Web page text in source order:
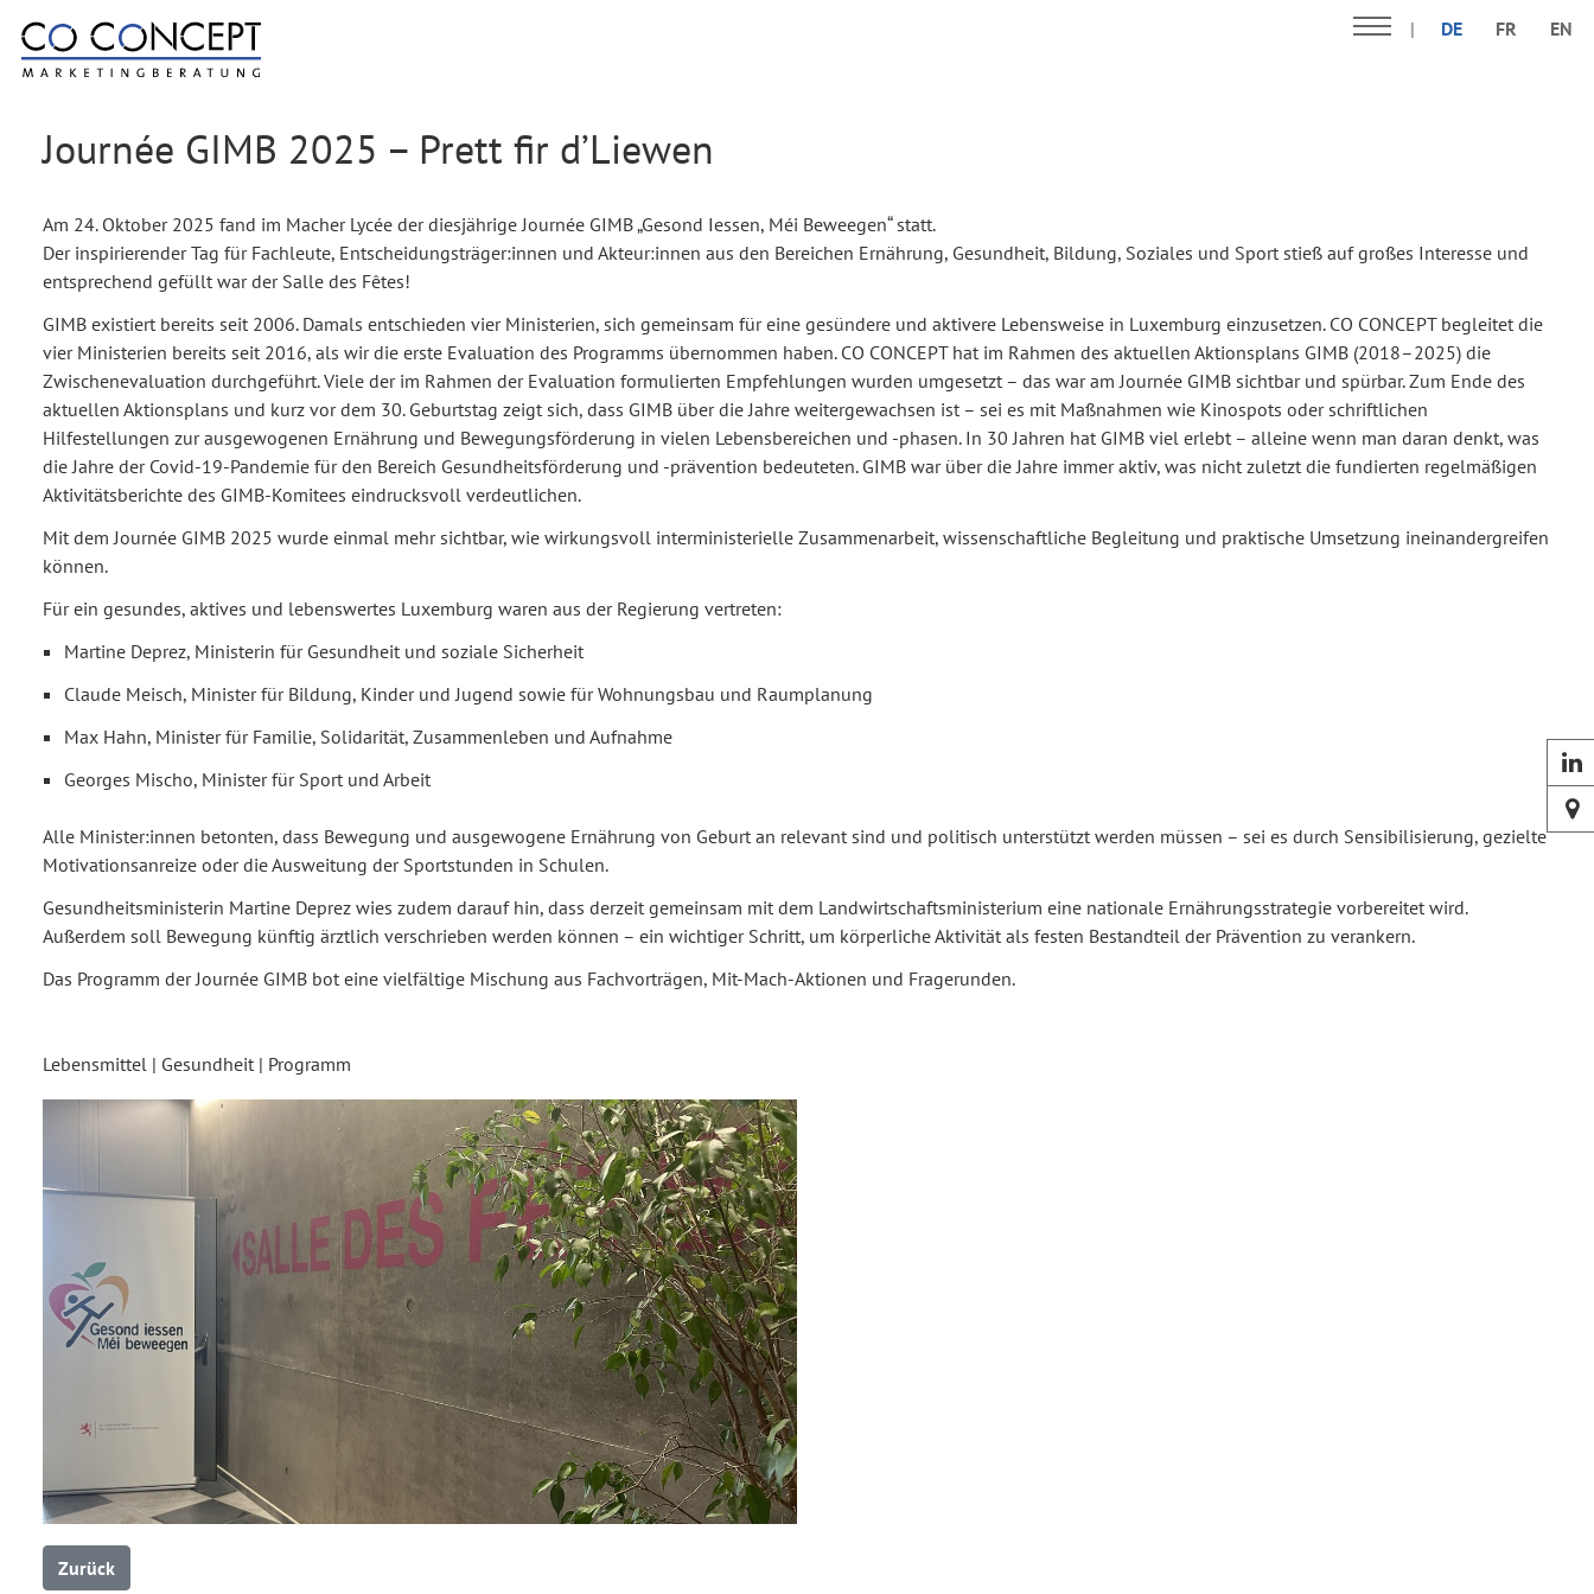
DE FR EN
Journée GIMB 2025 – Prett fir d’Liewen
Am 24. Oktober 2025 fand im Macher Lycée der diesjährige Journée GIMB „Gesond Iessen, Méi Beweegen“ statt.
Der inspirierender Tag für Fachleute, Entscheidungsträger:innen und Akteur:innen aus den Bereichen Ernährung, Gesundheit, Bildung, Soziales und Sport stieß auf großes Interesse und
entsprechend gefüllt war der Salle des Fêtes!
GIMB existiert bereits seit 2006. Damals entschieden vier Ministerien, sich gemeinsam für eine gesündere und aktivere Lebensweise in Luxemburg einzusetzen. CO CONCEPT begleitet die
vier Ministerien bereits seit 2016, als wir die erste Evaluation des Programms übernommen haben. CO CONCEPT hat im Rahmen des aktuellen Aktionsplans GIMB (2018–2025) die
Zwischenevaluation durchgeführt. Viele der im Rahmen der Evaluation formulierten Empfehlungen wurden umgesetzt – das war am Journée GIMB sichtbar und spürbar. Zum Ende des
aktuellen Aktionsplans und kurz vor dem 30. Geburtstag zeigt sich, dass GIMB über die Jahre weitergewachsen ist – sei es mit Maßnahmen wie Kinospots oder schriftlichen
Hilfestellungen zur ausgewogenen Ernährung und Bewegungsförderung in vielen Lebensbereichen und -phasen. In 30 Jahren hat GIMB viel erlebt – alleine wenn man daran denkt, was
die Jahre der Covid-19-Pandemie für den Bereich Gesundheitsförderung und -prävention bedeuteten. GIMB war über die Jahre immer aktiv, was nicht zuletzt die fundierten regelmäßigen
Aktivitätsberichte des GIMB-Komitees eindrucksvoll verdeutlichen.
Mit dem Journée GIMB 2025 wurde einmal mehr sichtbar, wie wirkungsvoll interministerielle Zusammenarbeit, wissenschaftliche Begleitung und praktische Umsetzung ineinandergreifen
können.
Für ein gesundes, aktives und lebenswertes Luxemburg waren aus der Regierung vertreten:
Martine Deprez, Ministerin für Gesundheit und soziale Sicherheit
Claude Meisch, Minister für Bildung, Kinder und Jugend sowie für Wohnungsbau und Raumplanung
Max Hahn, Minister für Familie, Solidarität, Zusammenleben und Aufnahme
Georges Mischo, Minister für Sport und Arbeit
Alle Minister:innen betonten, dass Bewegung und ausgewogene Ernährung von Geburt an relevant sind und politisch unterstützt werden müssen – sei es durch Sensibilisierung, gezielte
Motivationsanreize oder die Ausweitung der Sportstunden in Schulen.
Gesundheitsministerin Martine Deprez wies zudem darauf hin, dass derzeit gemeinsam mit dem Landwirtschaftsministerium eine nationale Ernährungsstrategie vorbereitet wird.
Außerdem soll Bewegung künftig ärztlich verschrieben werden können – ein wichtiger Schritt, um körperliche Aktivität als festen Bestandteil der Prävention zu verankern.
Das Programm der Journée GIMB bot eine vielfältige Mischung aus Fachvorträgen, Mit-Mach-Aktionen und Fragerunden.
Lebensmittel | Gesundheit | Programm
Zurück

